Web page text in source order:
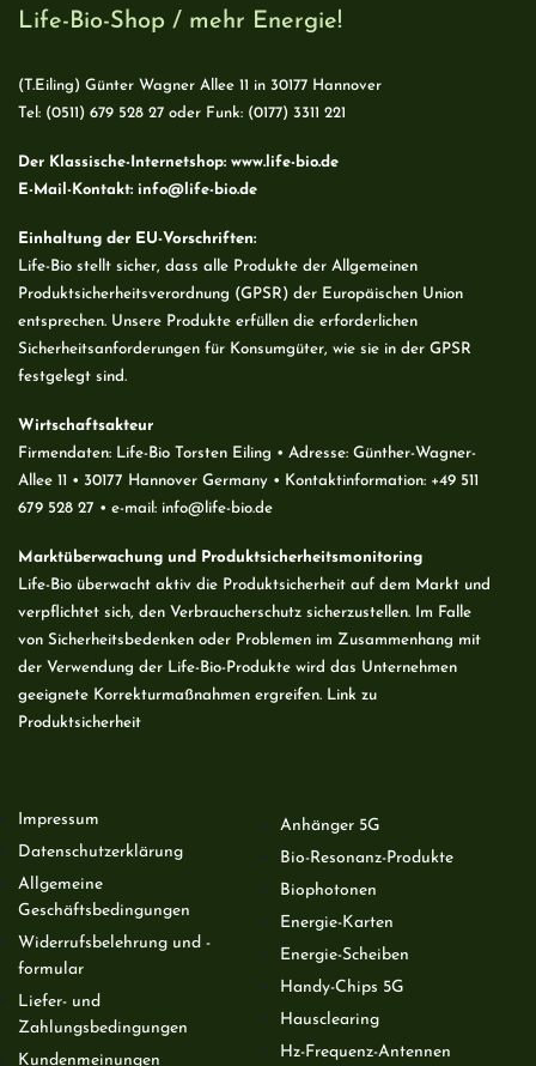
Life-Bio-Shop / mehr Energie!
(T.Eiling) Günter Wagner Allee 11 in 30177 Hannover
Tel: (0511) 679 528 27 oder Funk: (0177) 3311 221
Der Klassische-Internetshop: www.life-bio.de
E-Mail-Kontakt: info@life-bio.de
Einhaltung der EU-Vorschriften:
Life-Bio stellt sicher, dass alle Produkte der Allgemeinen
Produktsicherheitsverordnung (GPSR) der Europäischen Union
entsprechen. Unsere Produkte erfüllen die erforderlichen
Sicherheitsanforderungen für Konsumgüter, wie sie in der GPSR
festgelegt sind.
Wirtschaftsakteur
Firmendaten: Life-Bio Torsten Eiling • Adresse: Günther-Wagner-
Allee 11 • 30177 Hannover Germany • Kontaktinformation: +49 511
679 528 27 • e-mail: info@life-bio.de
Marktüberwachung und Produktsicherheitsmonitoring
Life-Bio überwacht aktiv die Produktsicherheit auf dem Markt und
verpflichtet sich, den Verbraucherschutz sicherzustellen. Im Falle
von Sicherheitsbedenken oder Problemen im Zusammenhang mit
der Verwendung der Life-Bio-Produkte wird das Unternehmen
geeignete Korrekturmaßnahmen ergreifen. Link zu
Produktsicherheit
Impressum
Datenschutzerklärung
Allgemeine
Geschäftsbedingungen
Widerrufsbelehrung und -
formular
Liefer- und
Zahlungsbedingungen
Kundenmeinungen
Anhänger 5G
Bio-Resonanz-Produkte
Biophotonen
Energie-Karten
Energie-Scheiben
Handy-Chips 5G
Hausclearing
Hz-Frequenz-Antennen